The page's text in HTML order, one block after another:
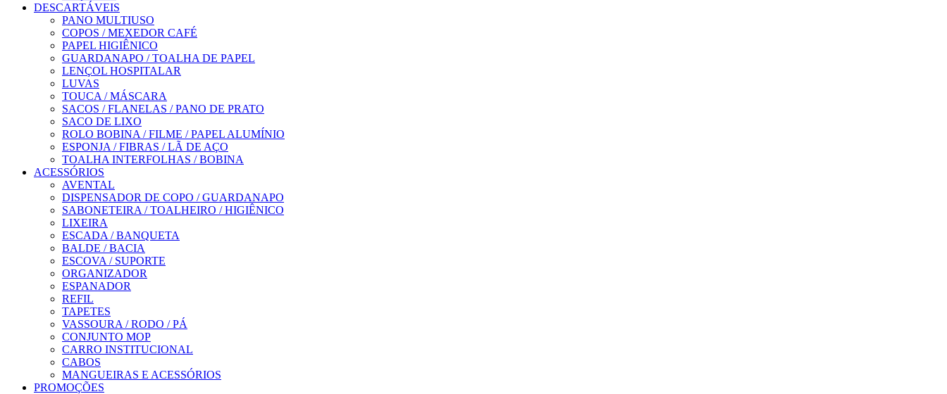
DESCARTÁVEIS
PANO MULTIUSO
COPOS / MEXEDOR CAFÉ
PAPEL HIGIÊNICO
GUARDANAPO / TOALHA DE PAPEL
LENÇOL HOSPITALAR
LUVAS
TOUCA / MÁSCARA
SACOS / FLANELAS / PANO DE PRATO
SACO DE LIXO
ROLO BOBINA / FILME / PAPEL ALUMÍNIO
ESPONJA / FIBRAS / LÃ DE AÇO
TOALHA INTERFOLHAS / BOBINA
ACESSÓRIOS
AVENTAL
DISPENSADOR DE COPO / GUARDANAPO
SABONETEIRA / TOALHEIRO / HIGIÊNICO
LIXEIRA
ESCADA / BANQUETA
BALDE / BACIA
ESCOVA / SUPORTE
ORGANIZADOR
ESPANADOR
REFIL
TAPETES
VASSOURA / RODO / PÁ
CONJUNTO MOP
CARRO INSTITUCIONAL
CABOS
MANGUEIRAS E ACESSÓRIOS
PROMOÇÕES